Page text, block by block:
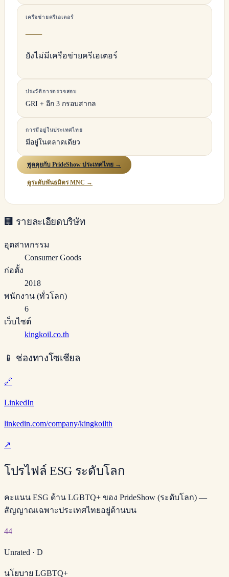
เครือข่ายครีเอเตอร์
—
ยังไม่มีเครือข่ายครีเอเตอร์
ประวัติการตรวจสอบ
GRI + อีก 3 กรอบสากล
การมีอยู่ในประเทศไทย
มีอยู่ในตลาดเดียว
พูดคุยกับ PrideShow ประเทศไทย →
ดูระดับพันธมิตร MNC →
🏢 รายละเอียดบริษัท
อุตสาหกรรม
Consumer Goods
ก่อตั้ง
2018
พนักงาน (ทั่วโลก)
6
เว็บไซต์
kingkoil.co.th
📱 ช่องทางโซเชียล
🔗
LinkedIn
linkedin.com/company/kingkoilth
↗
โปรไฟล์ ESG ระดับโลก
คะแนน ESG ด้าน LGBTQ+ ของ PrideShow (ระดับโลก) —
สัญญาณเฉพาะประเทศไทยอยู่ด้านบน
44
Unrated · D
นโยบาย LGBTQ+